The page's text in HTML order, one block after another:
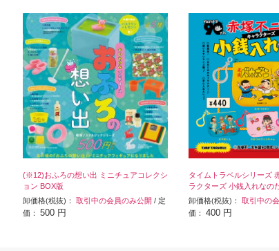
(※12)おふろの想い出 ミニチュアコレクシ
ョン BOX版
卸価格(税抜)： 取引中の会員のみ公開 / 定
価： 500 円
タイムトラベルシリーズ
ラクターズ 小銭入れなの
卸価格(税抜)： 取引中の
価： 400 円